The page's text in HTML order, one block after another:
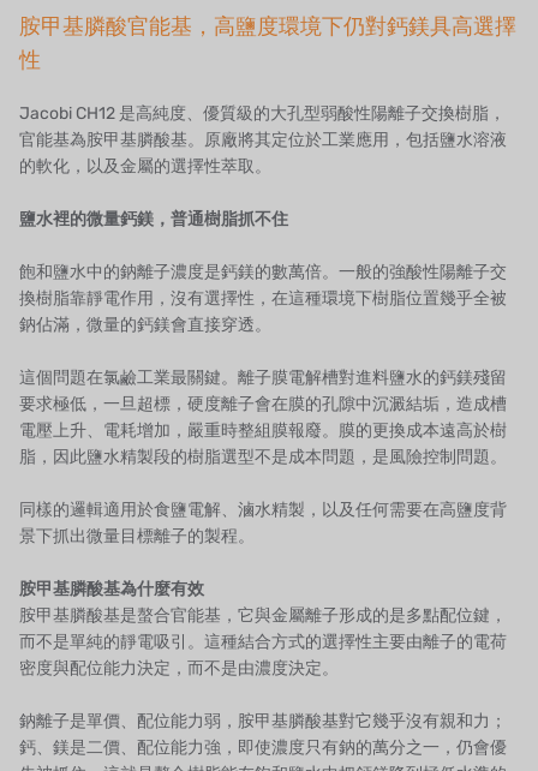
日本のNOP
日本勝浦
ハネウェル
オルトレマーレ
NIPCON
トロコイド
自我
加藤
レシップ
胺甲基膦酸官能基，高鹽度環境下仍對鈣鎂具高選擇
性
Jacobi CH12 是高純度、優質級的大孔型弱酸性陽離子交換樹脂，
官能基為胺甲基膦酸基。原廠將其定位於工業應用，包括鹽水溶液
的軟化，以及金屬的選擇性萃取。
鹽水裡的微量鈣鎂，普通樹脂抓不住
飽和鹽水中的鈉離子濃度是鈣鎂的數萬倍。一般的強酸性陽離子交
換樹脂靠靜電作用，沒有選擇性，在這種環境下樹脂位置幾乎全被
鈉佔滿，微量的鈣鎂會直接穿透。
這個問題在氯鹼工業最關鍵。離子膜電解槽對進料鹽水的鈣鎂殘留
要求極低，一旦超標，硬度離子會在膜的孔隙中沉澱結垢，造成槽
電壓上升、電耗增加，嚴重時整組膜報廢。膜的更換成本遠高於樹
脂，因此鹽水精製段的樹脂選型不是成本問題，是風險控制問題。
同樣的邏輯適用於食鹽電解、滷水精製，以及任何需要在高鹽度背
景下抓出微量目標離子的製程。
胺甲基膦酸基為什麼有效
胺甲基膦酸基是螯合官能基，它與金屬離子形成的是多點配位鍵，
而不是單純的靜電吸引。這種結合方式的選擇性主要由離子的電荷
密度與配位能力決定，而不是由濃度決定。
鈉離子是單價、配位能力弱，胺甲基膦酸基對它幾乎沒有親和力；
鈣、鎂是二價、配位能力強，即使濃度只有鈉的萬分之一，仍會優